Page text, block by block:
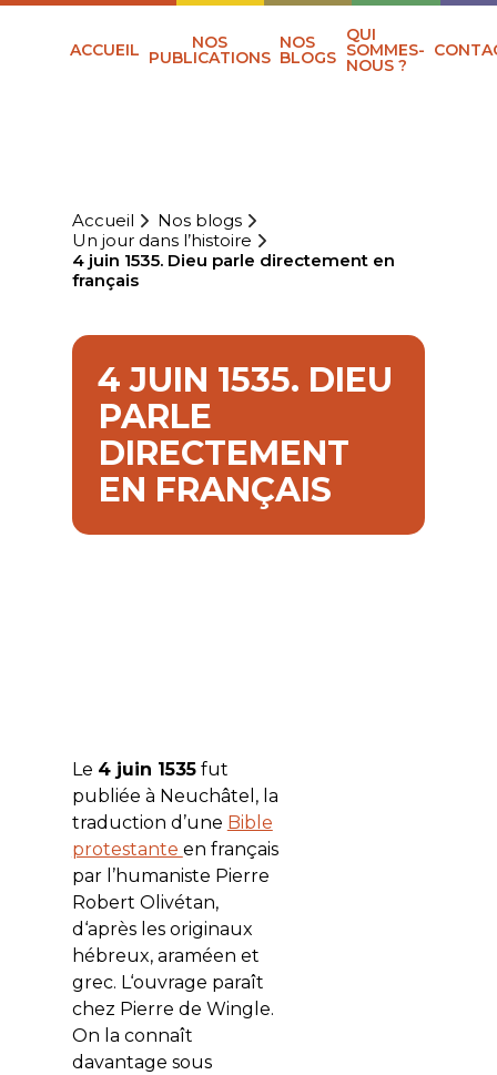
ACCUEIL NOS
PUBLICATIONS
NOS
BLOGS
QUI
SOMMES-
NOUS ?
Accueil
Nos blogs
Un jour dans l’histoire
4 juin 1535. Dieu parle directement en
français
4 JUIN 1535. DIEU
PARLE
DIRECTEMENT
EN FRANÇAIS
Le 4 juin 1535fut
publiée à Neuchâtel, la
traduction d’une Bible
protestante en français
par l’humaniste Pierre
Robert Olivétan,
d‘après les originaux
hébreux, araméen et
grec. L‘ouvrage paraît
chez Pierre de Wingle.
On la connaît
davantage sous